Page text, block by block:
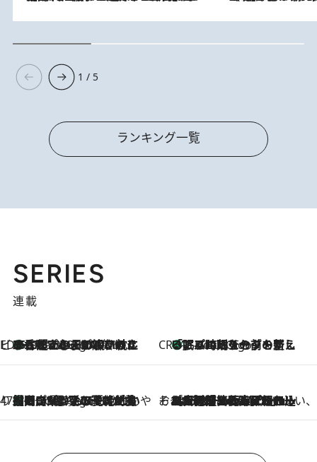
1 / 5
ランキング一覧
SERIES
連載
ビューティいいもの集め EDITORS' BEST
6 Hours Ago
35℃超えの日の夜、枕にひと吹き！ BAUMのルームスプレーが、ひのきの香りで心まで解きほぐす CREA'S CHOICE
6 Hours Ago
「眠る時刻をセットする」——眠りの前を整える、バルミューダの新しいアプローチ
47都道府県の手みやげ ひんやりスイーツで夏を満喫
6 Hours Ago
【岡山県】この夏絶対食べたい 冷やしておいしいおやつ3選 フルーツが主役のプリンやアイスが勢揃い そおだよおこの関西おいしい、おやつ紀行
2026.8.9
［大阪府箕面市］一皿一皿目の前で仕上げられる、料理を巧みに組み込んだアシェットデセールコース「ミチル アシェット デセール（Michiru assiette dessert）」